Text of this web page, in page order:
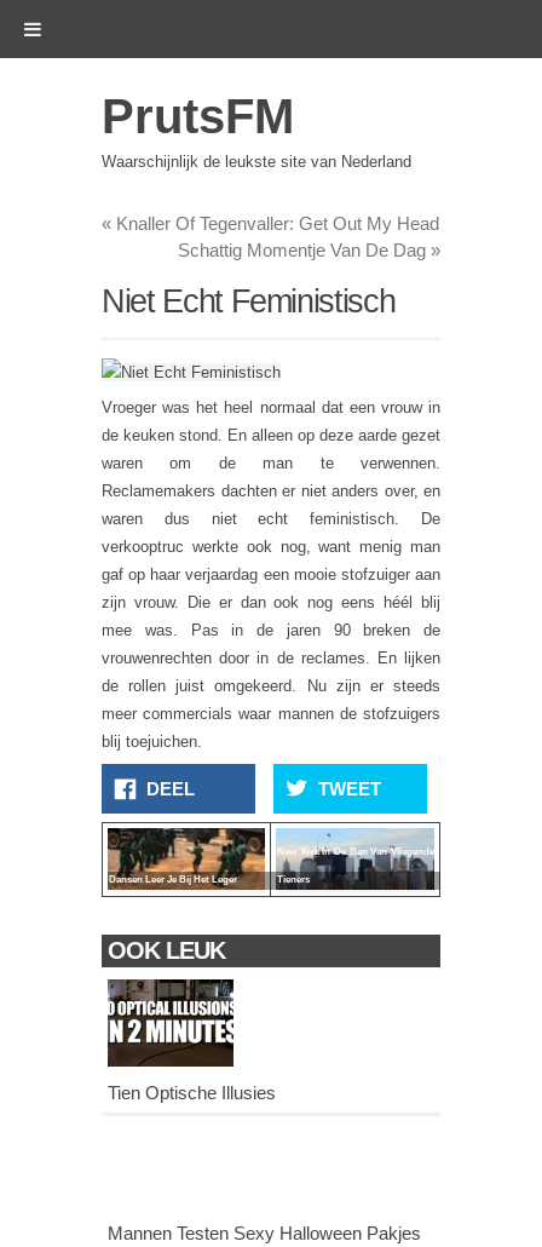
PrutsFM
Waarschijnlijk de leukste site van Nederland
« Knaller Of Tegenvaller: Get Out My Head
Schattig Momentje Van De Dag »
Niet Echt Feministisch
Vroeger was het heel normaal dat een vrouw in
de keuken stond. En alleen op deze aarde gezet
waren om de man te verwennen.
Reclamemakers dachten er niet anders over, en
waren dus niet echt feministisch. De
verkooptruc werkte ook nog, want menig man
gaf op haar verjaardag een mooie stofzuiger aan
zijn vrouw. Die er dan ook nog eens héél blij
mee was. Pas in de jaren 90 breken de
vrouwenrechten door in de reclames. En lijken
de rollen juist omgekeerd. Nu zijn er steeds
meer commercials waar mannen de stofzuigers
blij toejuichen.
DEEL TWEET
Dansen Leer Je Bij Het Leger
New York In De Ban Van Vliegende
Tieners
OOK LEUK
Tien Optische Illusies
Mannen Testen Sexy Halloween Pakjes